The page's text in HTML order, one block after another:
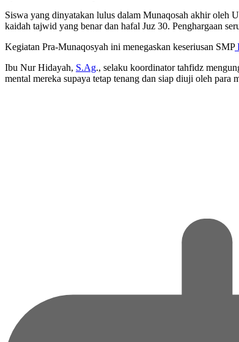
Siswa yang dinyatakan lulus dalam Munaqosah akhir oleh
kaidah tajwid yang benar dan hafal Juz 30. Penghargaan
Kegiatan Pra-Munaqosyah ini menegaskan keseriusan SMP
Ibu Nur Hidayah, S.Ag., selaku koordinator tahfidz
mental mereka supaya tetap tenang dan siap diuji oleh para